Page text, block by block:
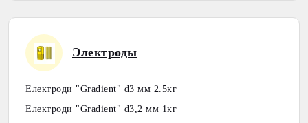
Электроды
Електроди "Gradient" d3 мм 2.5кг
Електроди "Gradient" d3,2 мм 1кг